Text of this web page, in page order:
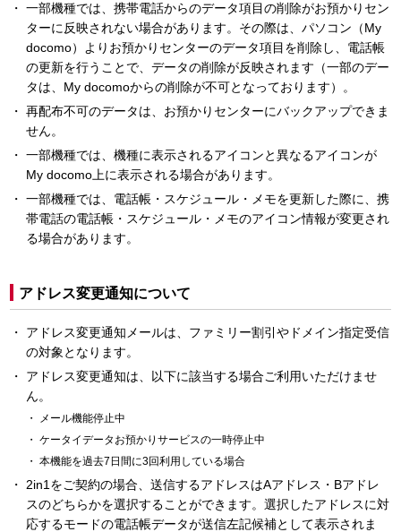
一部機種では、携帯電話からのデータ項目の削除がお預かりセン
ターに反映されない場合があります。その際は、パソコン（My
docomo）よりお預かりセンターのデータ項目を削除し、電話帳
の更新を行うことで、データの削除が反映されます（一部のデー
タは、My docomoからの削除が不可となっております）。
再配布不可のデータは、お預かりセンターにバックアップできま
せん。
一部機種では、機種に表示されるアイコンと異なるアイコンが
My docomo上に表示される場合があります。
一部機種では、電話帳・スケジュール・メモを更新した際に、携
帯電話の電話帳・スケジュール・メモのアイコン情報が変更され
る場合があります。
アドレス変更通知について
アドレス変更通知メールは、ファミリー割引やドメイン指定受信
の対象となります。
アドレス変更通知は、以下に該当する場合ご利用いただけませ
ん。
メール機能停止中
ケータイデータお預かりサービスの一時停止中
本機能を過去7日間に3回利用している場合
2in1をご契約の場合、送信するアドレスはAアドレス・Bアドレ
スのどちらかを選択することができます。選択したアドレスに対
応するモードの電話帳データが送信左記候補として表示されま